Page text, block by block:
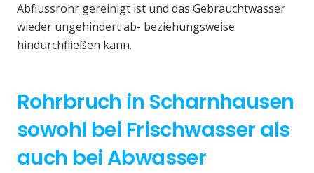
Abflussrohr gereinigt ist und das Gebrauchtwasser
wieder ungehindert ab- beziehungsweise
hindurchfließen kann.
Rohrbruch in Scharnhausen
sowohl bei Frischwasser als
auch bei Abwasser